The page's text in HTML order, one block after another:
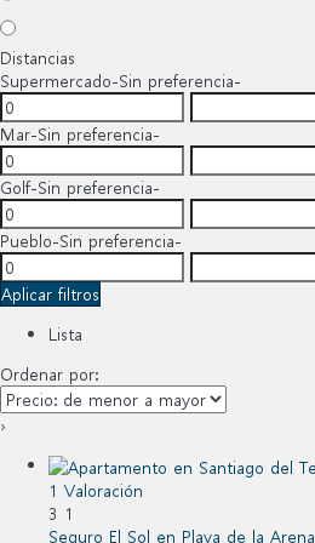
Distancias
Supermercado-Sin preferencia-
Mar-Sin preferencia-
Golf-Sin preferencia-
Pueblo-Sin preferencia-
Aplicar filtros
Lista
Ordenar por:
›
1 Valoración
3 1
Seguro El Sol en Playa de la Arena